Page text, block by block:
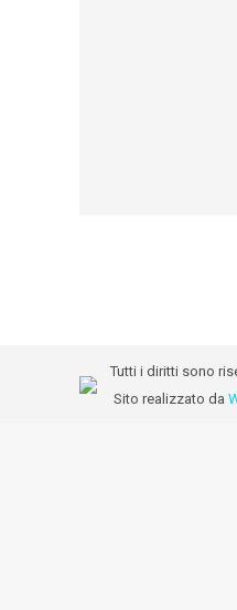
Tutti i diritti sono
Sito realizzato da